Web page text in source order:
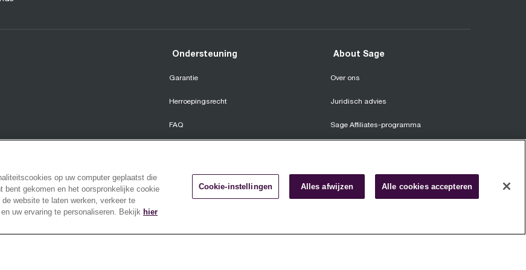
Ondersteuning
Garantie
Herroepingsrecht
FAQ
About Sage
Over ons
Juridisch advies
Sage Affiliates-programma
op uw computer geplaatst die
bent gekomen en het oorspronkelijke cookie
website te laten werken, verkeer te
uw ervaring te personaliseren. Bekijk hier
Cookie-instellingen Alles afwijzen Alle cookies accepteren